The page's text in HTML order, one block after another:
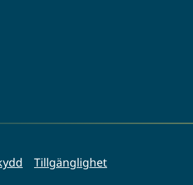
Tillgänglighet